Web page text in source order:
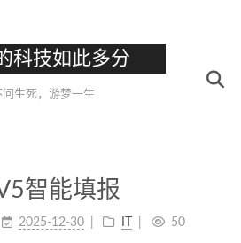
科技如此多分
问生死，游梦一生
智能填报
2025-12-30 50